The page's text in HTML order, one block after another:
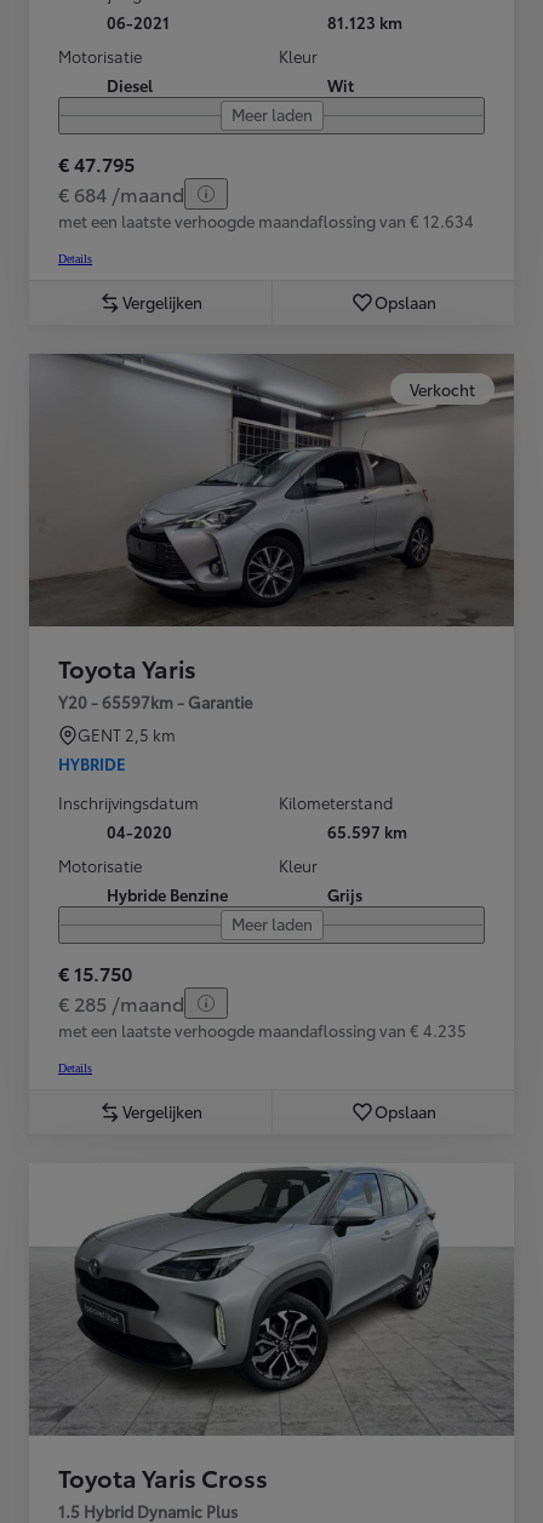
06-2021
81.123 km
Motorisatie
Diesel
Kleur
Wit
Meer laden
€ 47.795
€ 684 /maand
met een laatste verhoogde maandaflossing van € 12.634
Details
Vergelijken Opslaan
Verkocht
Toyota Yaris
Y20 - 65597km - Garantie
GENT 2,5 km
HYBRIDE
Inschrijvingsdatum
04-2020
Kilometerstand
65.597 km
Motorisatie
Hybride Benzine
Kleur
Grijs
Meer laden
€ 15.750
€ 285 /maand
met een laatste verhoogde maandaflossing van € 4.235
Details
Vergelijken Opslaan
Toyota Yaris Cross
1.5 Hybrid Dynamic Plus